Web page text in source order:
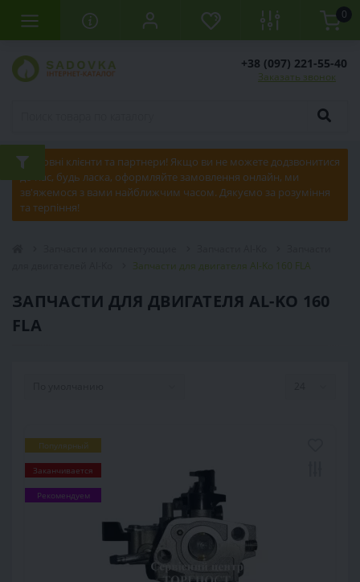
0
+38 (097) 221-55-40
Заказать звонок
Шановні клієнти та партнери! Якщо ви не можете додзвонитися
до нас, будь ласка, оформляйте замовлення онлайн, ми
зв'яжемося з вами найближчим часом. Дякуємо за розуміння
та терпіння!
Запчасти для двигателя Al-Ko 160 FLA
ЗАПЧАСТИ ДЛЯ ДВИГАТЕЛЯ AL-KO 160
FLA
Популярный
Заканчивается
Рекомендуем